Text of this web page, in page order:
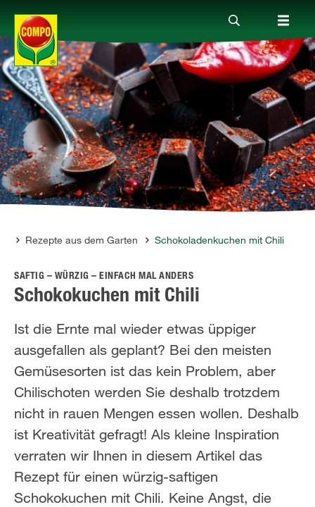
Produkte
Ratgeber
Themenwelten
Service
Unternehmen
Rezepte aus dem Garten Schokoladenkuchen mit Chili
SAFTIG – WÜRZIG – EINFACH MAL ANDERS
Schokokuchen mit Chili
Ist die Ernte mal wieder etwas üppiger
ausgefallen als geplant? Bei den meisten
Gemüsesorten ist das kein Problem, aber
Chilischoten werden Sie deshalb trotzdem
nicht in rauen Mengen essen wollen. Deshalb
ist Kreativität gefragt! Als kleine Inspiration
verraten wir Ihnen in diesem Artikel das
Rezept für einen würzig-saftigen
Schokokuchen mit Chili. Keine Angst, die